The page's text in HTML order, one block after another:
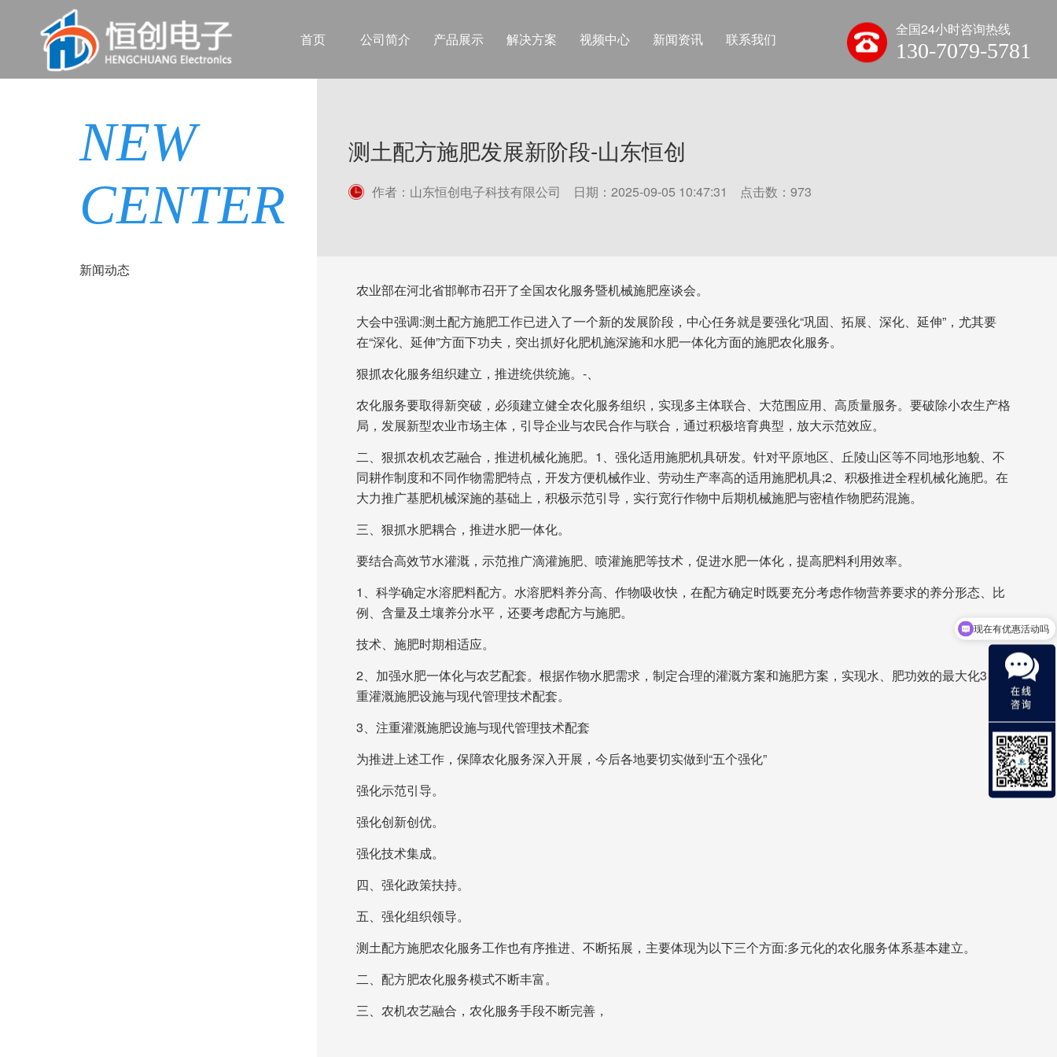
首页 公司简介 产品展示 解决方案 视频中心 新闻资讯 联系我们
全国24小时咨询热线
130-7079-5781
NEW
CENTER
新闻动态
测土配方施肥发展新阶段-山东恒创
作者：山东恒创电子科技有限公司 日期：2025-09-05 10:47:31 点击数：973
农业部在河北省邯郸市召开了全国农化服务暨机械施肥座谈会。
大会中强调:测土配方施肥工作已进入了一个新的发展阶段，中心任务就是要强化“巩固、拓展、深化、延伸”，尤其要
在“深化、延伸”方面下功夫，突出抓好化肥机施深施和水肥一体化方面的施肥农化服务。
狠抓农化服务组织建立，推进统供统施。-、
农化服务要取得新突破，必须建立健全农化服务组织，实现多主体联合、大范围应用、高质量服务。要破除小农生产格
局，发展新型农业市场主体，引导企业与农民合作与联合，通过积极培育典型，放大示范效应。
二、狠抓农机农艺融合，推进机械化施肥。1、强化适用施肥机具研发。针对平原地区、丘陵山区等不同地形地貌、不
同耕作制度和不同作物需肥特点，开发方便机械作业、劳动生产率高的适用施肥机具;2、积极推进全程机械化施肥。在
大力推广基肥机械深施的基础上，积极示范引导，实行宽行作物中后期机械施肥与密植作物肥药混施。
三、狠抓水肥耦合，推进水肥一体化。
要结合高效节水灌溉，示范推广滴灌施肥、喷灌施肥等技术，促进水肥一体化，提高肥料利用效率。
1、科学确定水溶肥料配方。水溶肥料养分高、作物吸收快，在配方确定时既要充分考虑作物营养要求的养分形态、比
例、含量及土壤养分水平，还要考虑配方与施肥。
技术、施肥时期相适应。
2、加强水肥一体化与农艺配套。根据作物水肥需求，制定合理的灌溉方案和施肥方案，实现水、肥功效的最大化3、注
重灌溉施肥设施与现代管理技术配套。
3、注重灌溉施肥设施与现代管理技术配套
为推进上述工作，保障农化服务深入开展，今后各地要切实做到“五个强化”
强化示范引导。
强化创新创优。
强化技术集成。
四、强化政策扶持。
五、强化组织领导。
测土配方施肥农化服务工作也有序推进、不断拓展，主要体现为以下三个方面:多元化的农化服务体系基本建立。
二、配方肥农化服务模式不断丰富。
三、农机农艺融合，农化服务手段不断完善，
现在有优惠活动吗